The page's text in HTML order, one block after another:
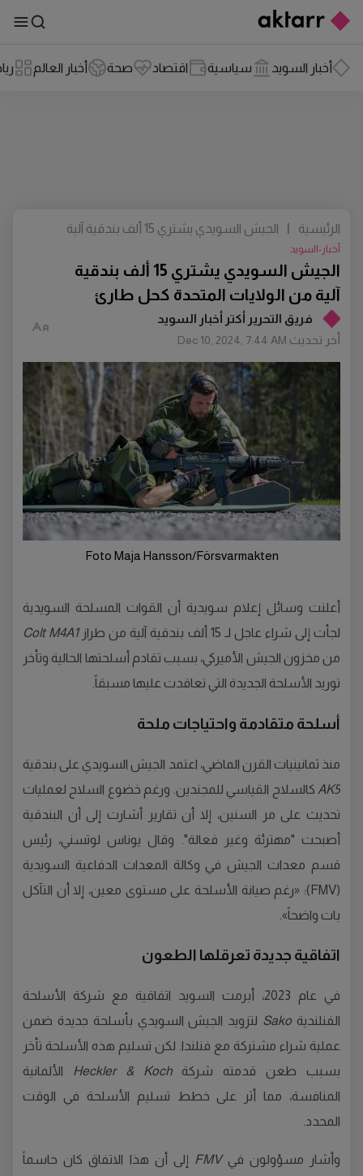
أخبار السويد سياسية اقتصاد صحة أخبار العالم
فريق التحرير أكتر أخبار السويد
أخر تحديث Dec 10, 2024, 7:44 AM
الجيش السويدي يشتري 15 ألف بندقية
آلية من الولايات المتحدة كحل طارئ
أخبار-السويد
الرئيسية
الجيش السويدي يشتري 15 ألف بندقية آلية
Foto Maja Hansson/Försvarmakten
أعلنت وسائل إعلام سويدية أن القوات المسلحة السويدية
لجأت إلى شراء عاجل لـ 15 ألف بندقية آلية من طراز
Colt M4A1
من مخزون الجيش الأميركي، بسبب تقادم أسلحتها الحالية وتأخر
توريد الأسلحة الجديدة التي تعاقدت عليها مسبقاً.
أسلحة متقادمة واحتياجات ملحة
منذ ثمانينيات القرن الماضي، اعتمد الجيش السويدي على بندقية
AK5 كالسلاح القياسي للمجندين. ورغم خضوع السلاح لعمليات
تحديث على مر السنين، إلا أن تقارير أشارت إلى أن البندقية
أصبحت "مهترئة وغير فعالة". وقال يوناس لوتسني، رئيس
قسم معدات الجيش في وكالة المعدات الدفاعية السويدية
(FMV): «رغم صيانة الأسلحة على مستوى معين، إلا أن التآكل
بات واضحاً».
اتفاقية جديدة تعرقلها الطعون
في عام 2023، أبرمت السويد اتفاقية مع شركة الأسلحة
الفنلندية Sako لتزويد الجيش السويدي بأسلحة جديدة ضمن
عملية شراء مشتركة مع فنلندا. لكن تسليم هذه الأسلحة تأخر
بسبب طعن قدمته شركةHeckler & Koch الألمانية
المنافسة، مما أثر على خطط تسليم الأسلحة في الوقت
المحدد.
وأشار مسؤولون فيFMV إلى أن هذا الاتفاق كان حاسماً